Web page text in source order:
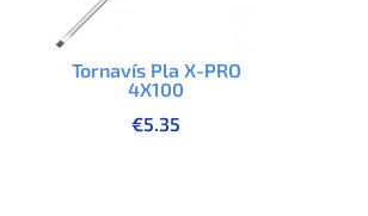
Tornavís Pla X-PRO
4X100
€5.35